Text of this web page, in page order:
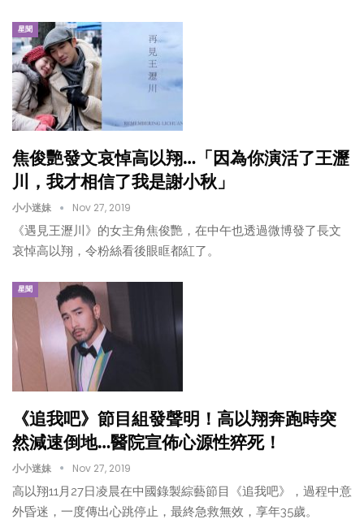
星聞
焦俊艷發文哀悼高以翔…「因為你演活了王瀝
川，我才相信了我是謝小秋」
小小迷妹 Nov 27, 2019
《遇見王瀝川》的女主角焦俊艷，在中午也透過微博發了長文
哀悼高以翔，令粉絲看後眼眶都紅了。
星聞
《追我吧》節目組發聲明！高以翔奔跑時突
然減速倒地…醫院宣佈心源性猝死！
小小迷妹 Nov 27, 2019
高以翔11月27日凌晨在中國錄製綜藝節目《追我吧》，過程中意
外昏迷，一度傳出心跳停止，最終急救無效，享年35歲。